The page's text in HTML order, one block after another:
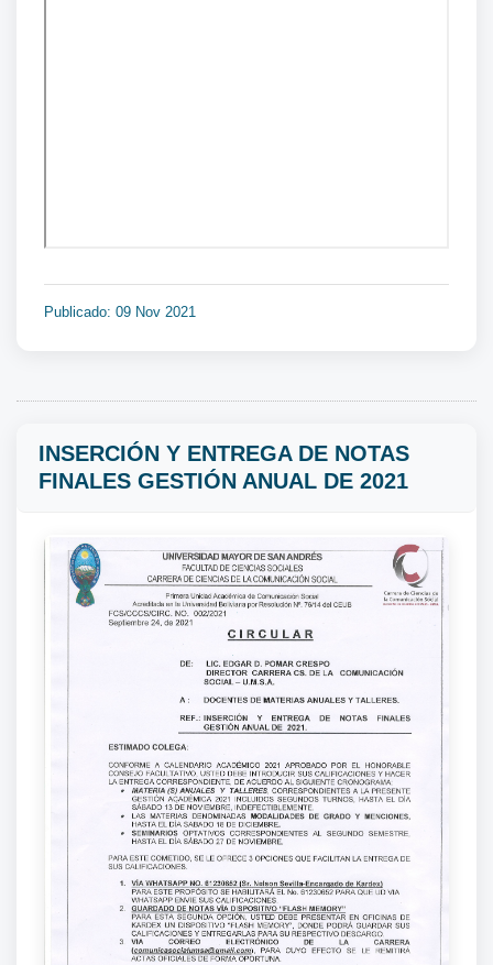
Publicado: 09 Nov 2021
INSERCIÓN Y ENTREGA DE NOTAS
FINALES GESTIÓN ANUAL DE 2021